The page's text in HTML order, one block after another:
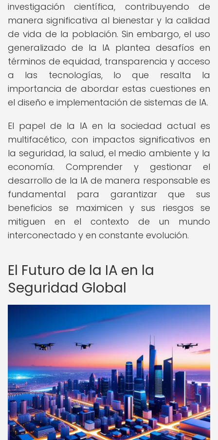
investigación científica, contribuyendo de
manera significativa al bienestar y la calidad
de vida de la población. Sin embargo, el uso
generalizado de la IA plantea desafíos en
términos de equidad, transparencia y acceso
a las tecnologías, lo que resalta la
importancia de abordar estas cuestiones en
el diseño e implementación de sistemas de IA.
El papel de la IA en la sociedad actual es
multifacético, con impactos significativos en
la seguridad, la salud, el medio ambiente y la
economía. Comprender y gestionar el
desarrollo de la IA de manera responsable es
fundamental para garantizar que sus
beneficios se maximicen y sus riesgos se
mitiguen en el contexto de un mundo
interconectado y en constante evolución.
El Futuro de la IA en la
Seguridad Global